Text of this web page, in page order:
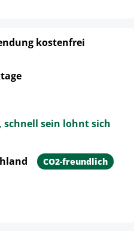
kostenfrei
sein lohnt sich
CO2-freundlich